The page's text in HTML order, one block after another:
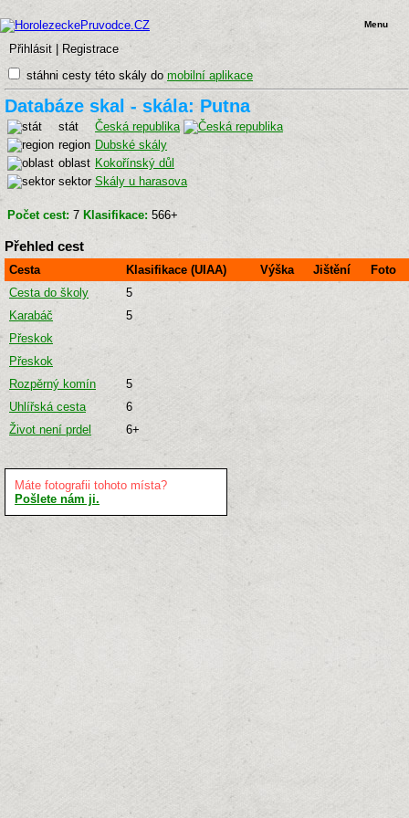
Přihlásit Registrace
Menu
stáhni cesty této skály domobilní aplikace
Databáze skal - skála: Putna
stát
Česká republika
region Dubské skály
oblast Kokořínský důl
sektor Skály u harasova
Počet cest: 7 Klasifikace: 566+
Přehled cest
Cesta Klasifikace (UIAA) Výška Jištění
Foto
Cesta do školy
5
Karabáč
5
Přeskok
Přeskok
Rozpěrný komín
5
Uhlířská cesta
6
Život není prdel
6+
Máte fotografii tohoto místa?
Pošlete nám ji.